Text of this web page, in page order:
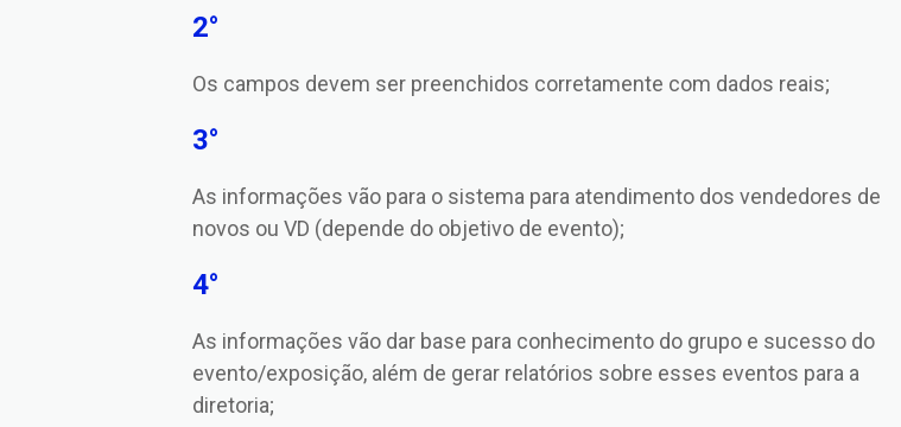
2°
Os campos devem ser preenchidos corretamente com dados reais;
3°
As informações vão para o sistema para atendimento dos vendedores de
novos ou VD (depende do objetivo de evento);
4°
As informações vão dar base para conhecimento do grupo e sucesso do
evento/exposição, além de gerar relatórios sobre esses eventos para a
diretoria;